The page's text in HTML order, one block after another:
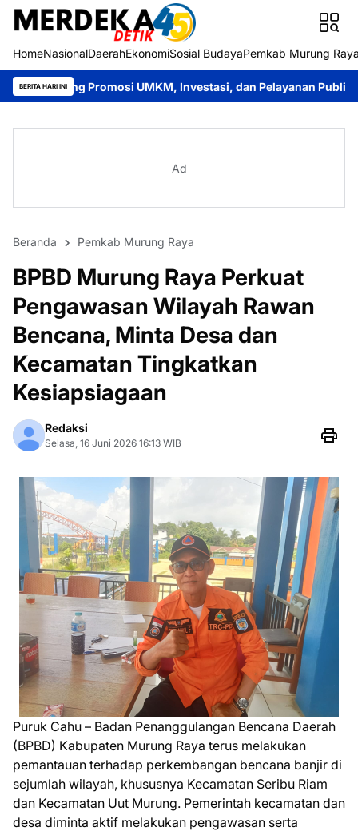
HomeNasionalDaerahEkonomiSosial BudayaPemkab Murung
BERITA HARI INI
UMKM, Investasi, dan Pelayanan Publik Bupati Heriyus
Ad
Beranda Pemkab Murung Raya
BPBD Murung Raya Perkuat
Pengawasan Wilayah Rawan
Bencana, Minta Desa dan
Kecamatan Tingkatkan
Kesiapsiagaan
Redaksi
Selasa, 16 Juni 2026 16:13 WIB
Puruk Cahu – Badan Penanggulangan Bencana Daerah
(BPBD) Kabupaten Murung Raya terus melakukan
pemantauan terhadap perkembangan bencana banjir di
sejumlah wilayah, khususnya Kecamatan Seribu Riam
dan Kecamatan Uut Murung. Pemerintah kecamatan dan
desa diminta aktif melakukan pengawasan serta